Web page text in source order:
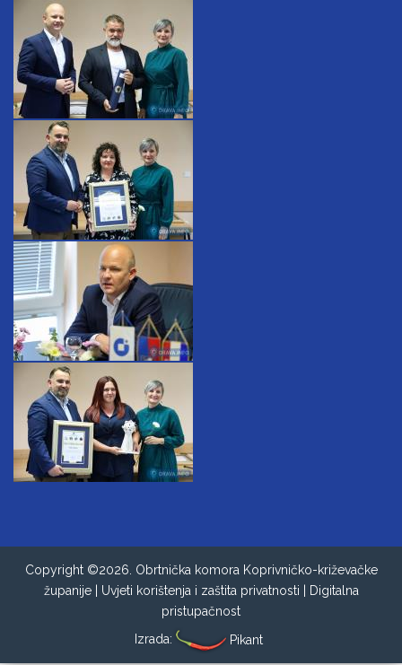
Copyright ©2026. Obrtnička komora Koprivničko-križevačke
županije | Uvjeti korištenja i zaštita privatnosti
Digitalna
pristupačnost
Izrada:
Pikant